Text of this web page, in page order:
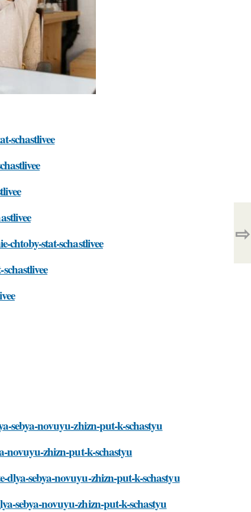
schastlivee
chtoby-stat-schastlivee
sebya-novuyu-zhizn-put-k-schastyu
novuyu-zhizn-put-k-schastyu
sebya-novuyu-zhizn-put-k-schastyu
sebya-novuyu-zhizn-put-k-schastyu
⇨